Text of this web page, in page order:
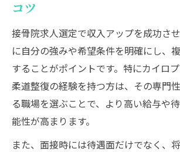
コツ
接骨院求人選定で収入アップを成功さ
に自分の強みや希望条件を明確にし、
することがポイントです。特にカイロ
柔道整復の経験を持つ方は、その専門
る職場を選ぶことで、より高い給与や
能性が高まります。
また、面接時には待遇面だけでなく、